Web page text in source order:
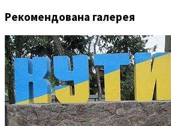
Рекомендована галерея